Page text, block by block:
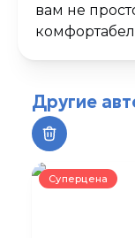
вам не
Другие
Суперцена